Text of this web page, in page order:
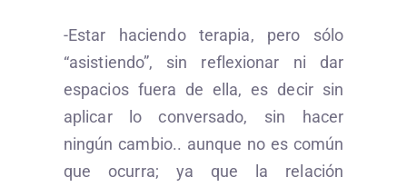
-Estar haciendo terapia, pero sólo
“asistiendo”, sin reflexionar ni dar
espacios fuera de ella, es decir sin
aplicar lo conversado, sin hacer
ningún cambio.. aunque no es común
que ocurra; ya que la relación